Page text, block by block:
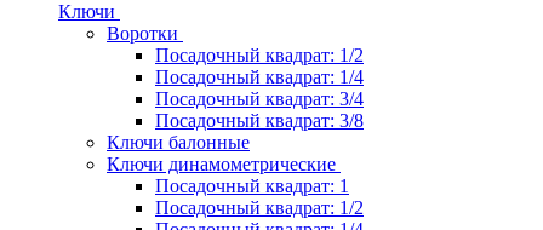
Ключи
Воротки
Посадочный квадрат: 1/2
Посадочный квадрат: 1/4
Посадочный квадрат: 3/4
Посадочный квадрат: 3/8
Ключи балонные
Ключи динамометрические
Посадочный квадрат: 1
Посадочный квадрат: 1/2